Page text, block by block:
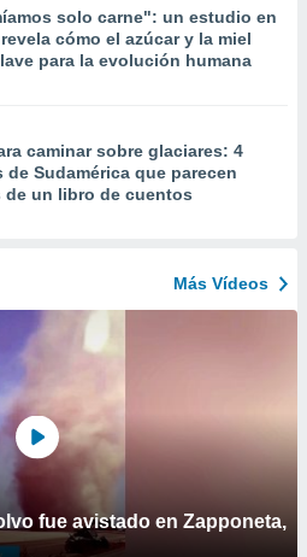
solo carne": un estudio en
cómo el azúcar y la miel
para la evolución humana
caminar sobre glaciares: 4
de Sudamérica que parecen
de un libro de cuentos
Más Vídeos
fue avistado en Zapponeta,